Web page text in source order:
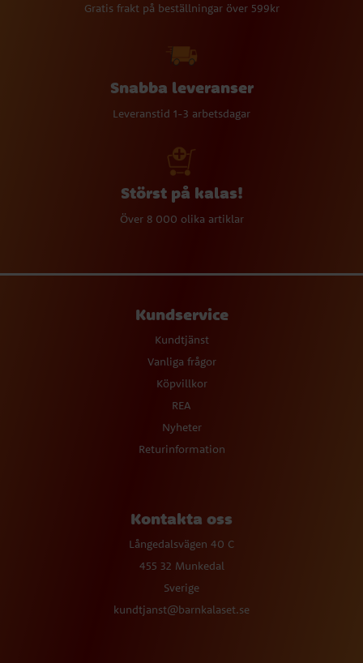
Gratis frakt på beställningar över 599kr
Snabba leveranser
Leveranstid 1-3 arbetsdagar
Störst på kalas!
Över 8 000 olika artiklar
Kundservice
Kundtjänst
Vanliga frågor
Köpvillkor
REA
Nyheter
Returinformation
Kontakta oss
Långedalsvägen 40 C
455 32 Munkedal
Sverige
kundtjanst@barnkalaset.se